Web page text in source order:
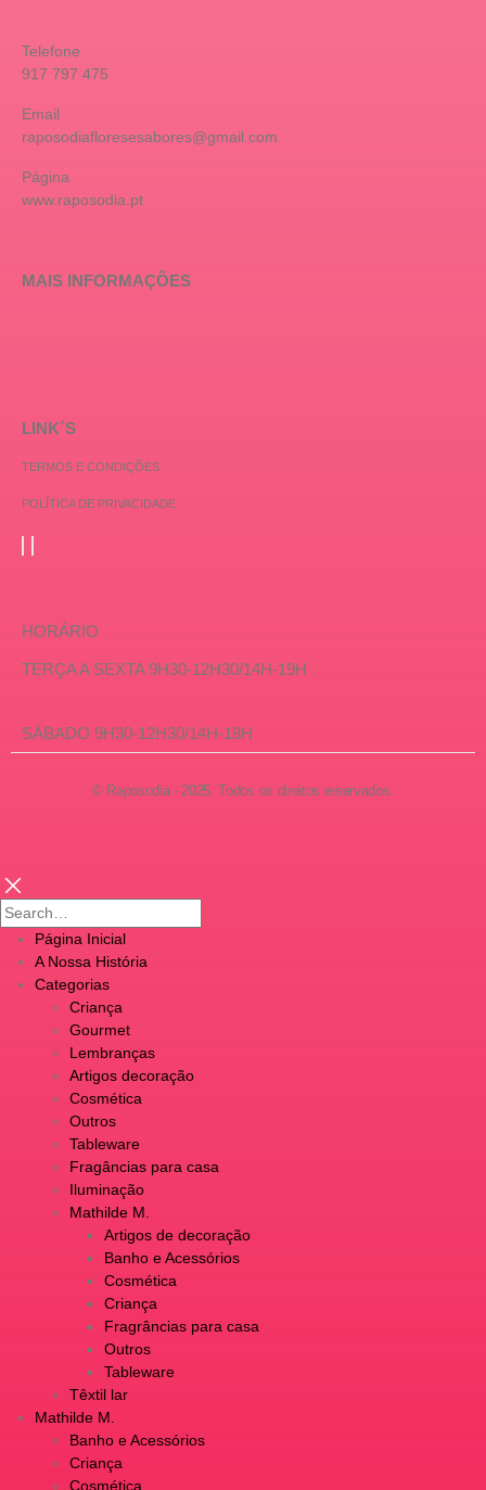
Telefone
917 797 475
Email
raposodiafloresesabores@gmail.com
Página
www.raposodia.pt
MAIS INFORMAÇÕES
LINK´S
TERMOS E CONDIÇÕES
POLÍTICA DE PRIVACIDADE
HORÁRIO
TERÇA A SEXTA 9H30-12H30/14H-19H
SÁBADO 9H30-12H30/14H-18H
© Raposodia - 2025. Todos os direitos reservados.
Página Inicial
A Nossa História
Categorias
Criança
Gourmet
Lembranças
Artigos decoração
Cosmética
Outros
Tableware
Fragâncias para casa
Iluminação
Mathilde M.
Artigos de decoração
Banho e Acessórios
Cosmética
Criança
Fragrâncias para casa
Outros
Tableware
Têxtil lar
Mathilde M.
Banho e Acessórios
Criança
Cosmética